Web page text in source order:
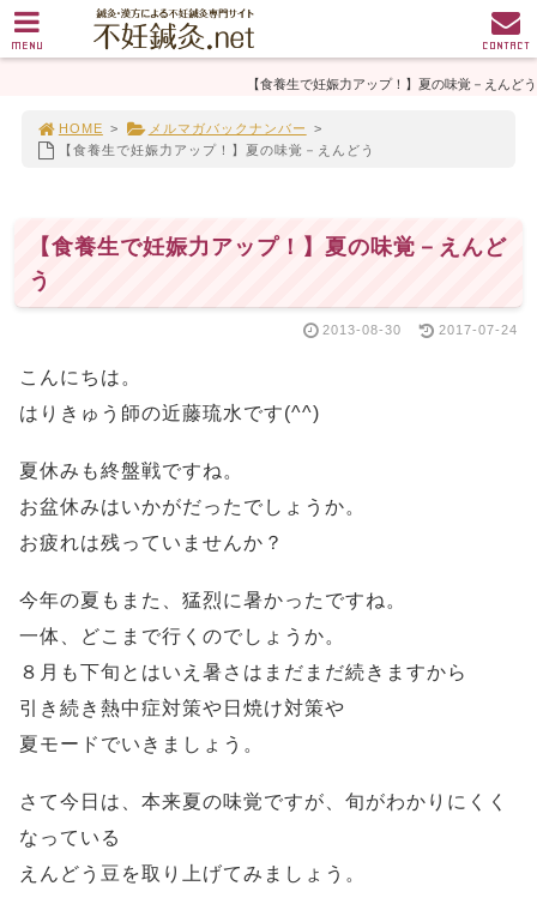
【食養生で妊娠力アップ！】夏の味覚－えんどう
HOME > メルマガバックナンバー
>
【食養生で妊娠力アップ！】夏の味覚－えんどう
【食養生で妊娠力アップ！】夏の味覚－えんど
う
2013-08-30 2017-07-24
こんにちは。
はりきゅう師の近藤琉水です(^^)
夏休みも終盤戦ですね。
お盆休みはいかがだったでしょうか。
お疲れは残っていませんか？
今年の夏もまた、猛烈に暑かったですね。
一体、どこまで行くのでしょうか。
８月も下旬とはいえ暑さはまだまだ続きますから
引き続き熱中症対策や日焼け対策や
夏モードでいきましょう。
さて今日は、本来夏の味覚ですが、旬がわかりにくく
なっている
えんどう豆を取り上げてみましょう。
MENU CONTACT